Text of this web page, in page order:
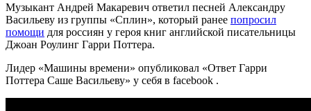
Музыкант Андрей Макаревич ответил песней Александру
Васильеву из группы «Сплин», который ранее попросил
помощи для россиян у героя книг английской писательницы
Джоан Роулинг Гарри Поттера.
Лидер «Машины времени» опубликовал «Ответ Гарри
Поттера Саше Васильеву» у себя в facebook .